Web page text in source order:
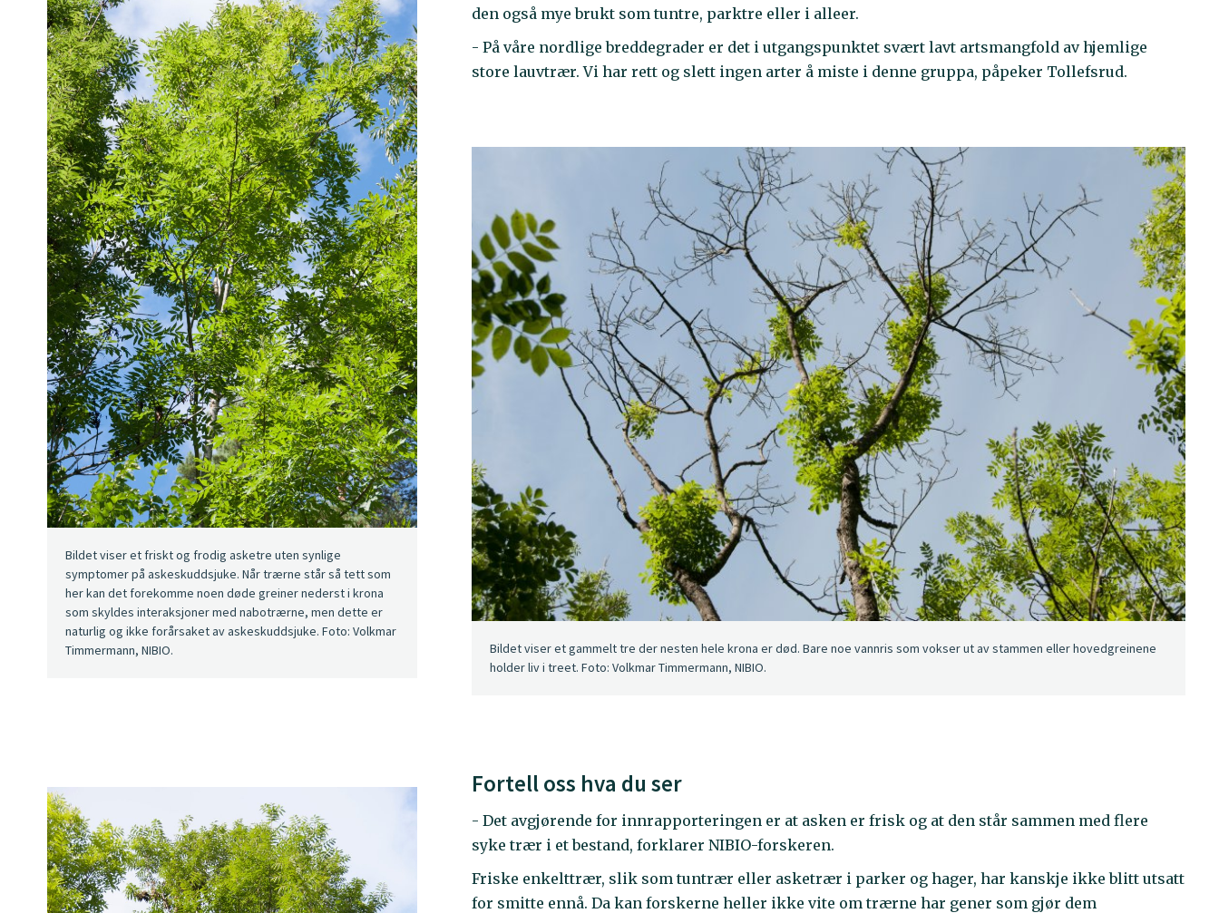
den også mye brukt som tuntre, parktre eller i alleer.
- På våre nordlige breddegrader er det i utgangspunktet svært lavt artsmangfold av hjemlige
store lauvtrær. Vi har rett og slett ingen arter å miste i denne gruppa, påpeker Tollefsrud.
Bildet viser et gammelt tre der nesten hele krona er død. Bare noe vannris som vokser ut av stammen eller hovedgreinene
holder liv i treet. Foto: Volkmar Timmermann, NIBIO.
Fortell oss hva du ser
- Det avgjørende for innrapporteringen er at asken er frisk og at den står sammen med flere
syke trær i et bestand, forklarer NIBIO-forskeren.
Friske enkelttrær, slik som tuntrær eller asketrær i parker og hager, har kanskje ikke blitt utsatt
for smitte ennå. Da kan forskerne heller ikke vite om trærne har gener som gjør dem
Bildet viser et friskt og frodig asketre uten synlige
symptomer på askeskuddsjuke. Når trærne står så tett som
her kan det forekomme noen døde greiner nederst i krona
som skyldes interaksjoner med nabotrærne, men dette er
naturlig og ikke forårsaket av askeskuddsjuke. Foto: Volkmar
Timmermann, NIBIO.